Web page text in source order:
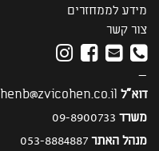
מידע לממחזרים
צור קשר
—
דוא"ל henb@zvicohen.co.il
משרד 09-8900733
מנהל האתר053-8884887